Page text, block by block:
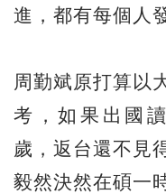
進，都有每個人
周勤斌原打算以
考，如果出國
歲，返台還不見
毅然決然在碩一